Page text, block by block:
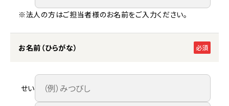
※法人の方はご担当者様のお名前をご入力ください。
お名前（ひらがな） 必須
せい